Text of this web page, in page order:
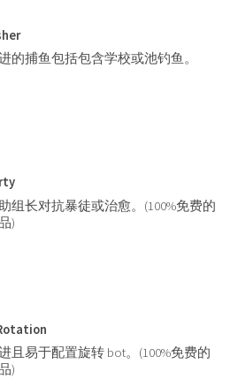
的捕鱼包括包含学校或池钓鱼。
组长对抗暴徒或治愈。(100%免费的
)
且易于配置旋转 bot。(100%免费的
)